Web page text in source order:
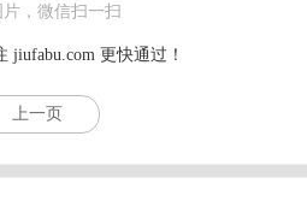
，微信扫一扫
jiufabu.com 更快通过！
上一页